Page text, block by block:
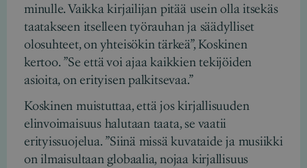
minulle. Vaikka kirjailijan pitää usein olla itsekäs
taatakseen itselleen työrauhan ja säädylliset
olosuhteet, on yhteisökin tärkeä”, Koskinen
kertoo. ”Se että voi ajaa kaikkien tekijöiden
asioita, on erityisen palkitsevaa.”
Koskinen muistuttaa, että jos kirjallisuuden
elinvoimaisuus halutaan taata, se vaatii
erityissuojelua. ”Siinä missä kuvataide ja musiikki
on ilmaisultaan globaalia, nojaa kirjallisuus